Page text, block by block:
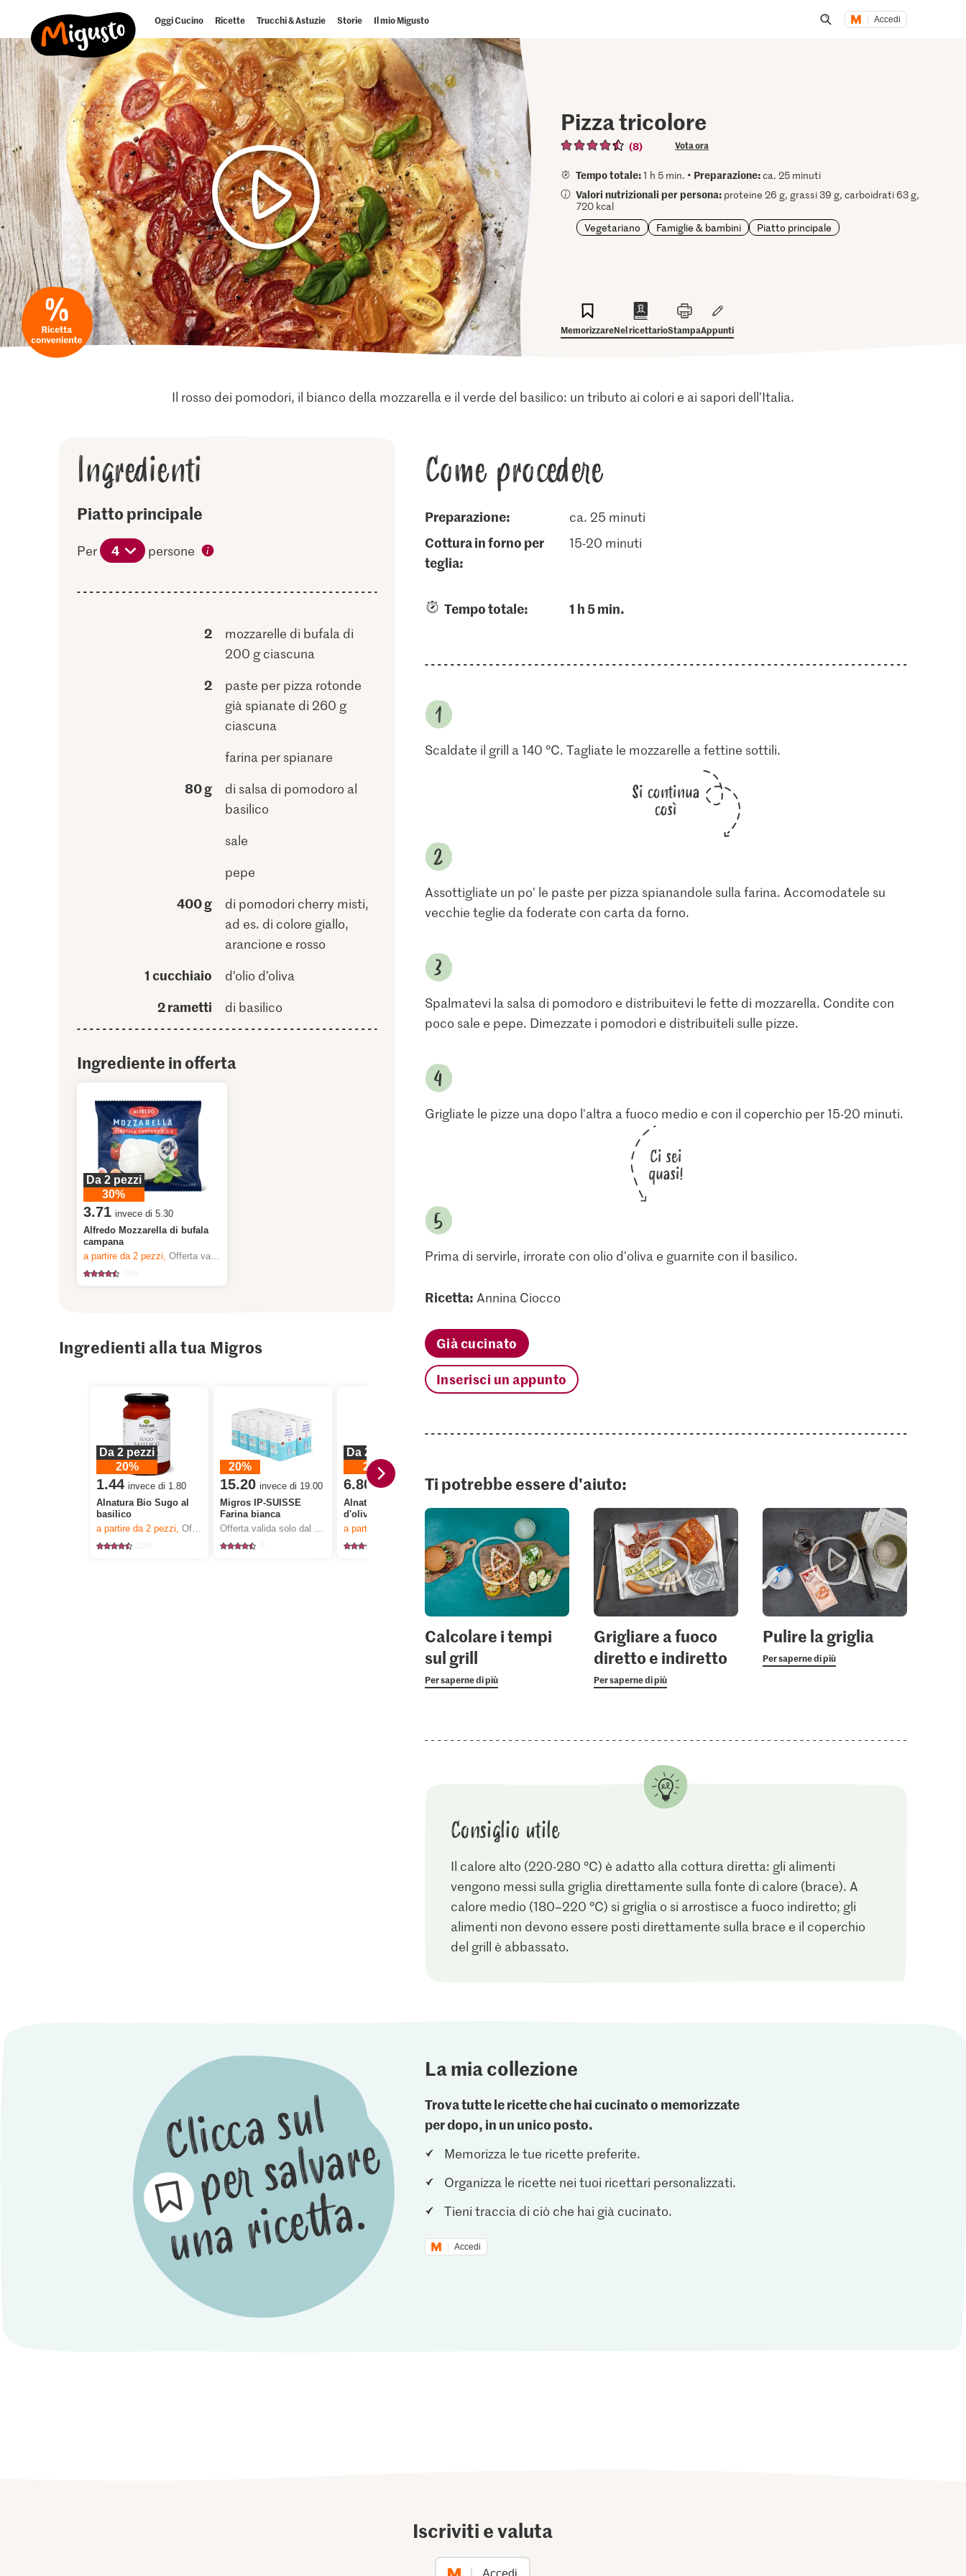
Oggi Cucino Ricette Trucchi & Astuzie Storie Il mio Migusto Accedi
Pizza tricolore
(8) Vota ora
Tempo totale:1 h 5 min. • Preparazione:ca. 25 minuti
Valori nutrizionali per persona: proteine 26 g, grassi 39 g, carboidrati 63 g,
720 kcal
Vegetariano
Famiglie & bambini Piatto principale
MemorizzareNel ricettarioStampaAppunti
Il rosso dei pomodori, il bianco della mozzarella e il verde del basilico: un tributo ai colori e ai sapori dell'Italia.
Ingredienti
Piatto principale
Per 4 persone
2
mozzarelle di bufala di
200 g ciascuna
2
paste per pizza rotonde
già spianate di 260 g
ciascuna
farina per spianare
80 g
di salsa di pomodoro al
basilico
sale
pepe
400 g
di pomodori cherry misti,
ad es. di colore giallo,
arancione e rosso
1 cucchiaio d’olio d’oliva
2 rametti di basilico
Ingrediente in offerta
Da 2 pezzi
30%
3.71 invece di 5.30
Alfredo Mozzarella di bufala
campana
a partire da 2 pezzi, Offerta valida solo dal 6.8 al 12.8.2026, fino a esaurimento dello stock.
Ingredienti alla tua Migros
Da 2 pezzi
20%
1.44 invece di 1.80
Alnatura Bio Sugo al
basilico
a partire da 2pezzi,Offerta valida solo dal 6.8 al 12.8.2026, fino a esaurimento dello stock.
20%
15.20 invece di 19.00
Migros IP-SUISSE
Farina bianca
Da 2 pezzi
20%
6.80 invece di 8.50
Alnatura Bio Olio
d'oliva extra vergine
a partire da 2
pezzi,Offerta valida solo dal 6.8 al 12.8.2026, fino a esaurimento dello stock.
Migros Pomodorini
ciliegini Mix
1758
Anna's Best Pasta per
pizza spianata, rotonda
462
2.20
Migros Basilico
Jura Sel Sale iodato e
fluorato
1242
Come procedere
Preparazione: ca. 25 minuti
cottura in forno per
teglia:
15-20 minuti
Tempo totale: 1 h 5 min.
Scaldate il grill a 140 °C. Tagliate le mozzarelle a fettine sottili.
Si continua
così
Assottigliate un po' le paste per pizza spianandole sulla farina. Accomodatele su
vecchie teglie da foderate con carta da forno.
Spalmatevi la salsa di pomodoro e distribuitevi le fette di mozzarella. Condite con
poco sale e pepe. Dimezzate i pomodori e distribuiteli sulle pizze.
Grigliate le pizze una dopo l'altra a fuoco medio e con il coperchio per 15-20 minuti.
Ci sei
quasi!
Prima di servirle, irrorate con olio d'oliva e guarnite con il basilico.
Ricetta: Annina Ciocco
Già cucinato
Inserisci un appunto
Ti potrebbe essere d'aiuto:
Calcolare i tempi
sul grill
Per saperne di più
Grigliare a fuoco
diretto e indiretto
Per saperne di più
Pulire la griglia
Per saperne di più
Consiglio utile
Il calore alto (220-280 °C) è adatto alla cottura diretta: gli alimenti
vengono messi sulla griglia direttamente sulla fonte di calore (brace). A
calore medio (180–220 °C) si griglia o si arrostisce a fuoco indiretto; gli
alimenti non devono essere posti direttamente sulla brace e il coperchio
del grill è abbassato.
La mia collezione
Trova tutte le ricette che hai cucinato o memorizzate
per dopo, in un unico posto.
Memorizza le tue ricette preferite.
Organizza le ricette nei tuoi ricettari personalizzati.
Tieni traccia di ciò che hai già cucinato.
Accedi
Iscriviti e valuta
Accedi